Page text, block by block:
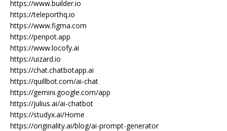
https://www.builder.io
https://teleporthq.io
https://www.figma.com
https://penpot.app
https://www.locofy.ai
https://uizard.io
https://chat.chatbotapp.ai
https://quillbot.com/ai-chat
https://gemini.google.com/app
https://julius.ai/ai-chatbot
https://studyx.ai/Home
https://originality.ai/blog/ai-prompt-generator